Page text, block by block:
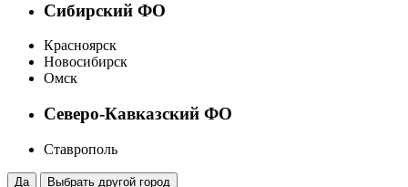
Сибирский ФО
Красноярск
Новосибирск
Омск
Северо-Кавказский ФО
Ставрополь